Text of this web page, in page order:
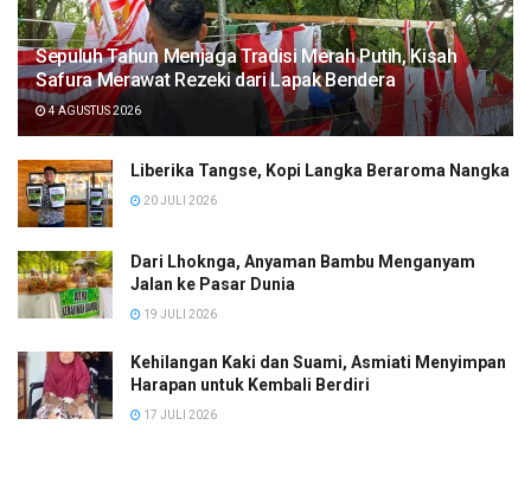
Sepuluh Tahun Menjaga Tradisi Merah Putih, Kisah
Safura Merawat Rezeki dari Lapak Bendera
4 AGUSTUS 2026
Liberika Tangse, Kopi Langka Beraroma Nangka
20 JULI 2026
Dari Lhoknga, Anyaman Bambu Menganyam
Jalan ke Pasar Dunia
19 JULI 2026
Kehilangan Kaki dan Suami, Asmiati Menyimpan
Harapan untuk Kembali Berdiri
17 JULI 2026